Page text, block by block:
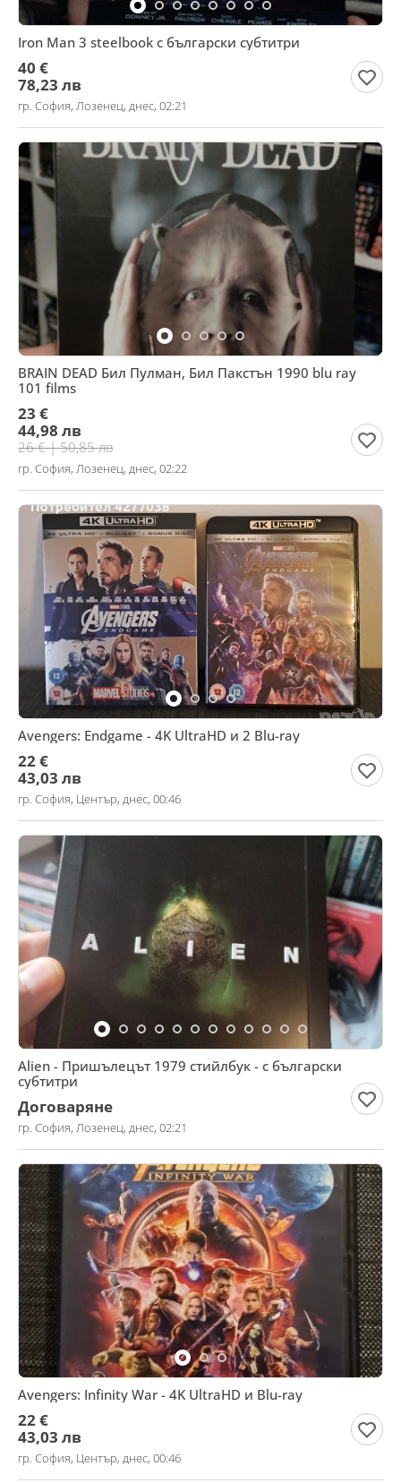
Iron Man 3 steelbook с български субтитри
40 €
78,23 лв
гр. София, Лозенец, днес, 02:21
BRAIN DEAD Бил Пулман, Бил Пакстън 1990 blu ray
101 films
23 €
44,98 лв
26 € | 50,85 лв
гр. София, Лозенец, днес, 02:22
Avengers: Endgame - 4K UltraHD и 2 Blu-ray
22 €
43,03 лв
гр. София, Център, днес, 00:46
Alien - Пришълецът 1979 стийлбук - с български
субтитри
Договаряне
гр. София, Лозенец, днес, 02:21
Avengers: Infinity War - 4K UltraHD и Blu-ray
22 €
43,03 лв
гр. София, Център, днес, 00:46